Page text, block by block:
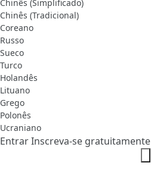
Chinês (Simplificado)
Chinês (Tradicional)
Coreano
Russo
Sueco
Turco
Holandês
Lituano
Grego
Polonês
Ucraniano
EntrarInscreva-se gratuitamente